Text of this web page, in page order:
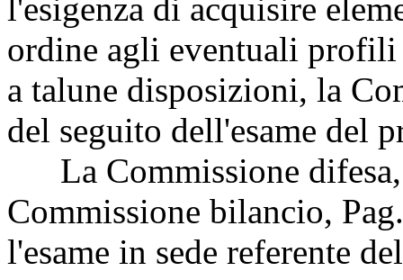
l'esigenza di acquisire
ordine agli eventuali profili
a talune disposizioni, la
del seguito dell'esame del
La Commissione difesa,
Commissione bilancio,
l'esame in sede referente